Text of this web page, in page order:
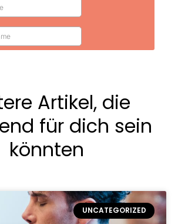
Artikel, die
für dich sein
könnten
UNCATEGORIZED